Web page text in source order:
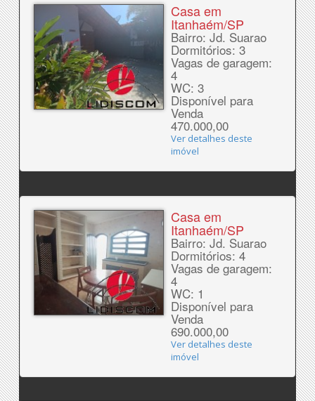
Casa em
Itanhaém/SP
Bairro: Jd. Suarao
Dormitórios: 3
Vagas de garagem:
4
WC: 3
Disponível para
Venda
470.000,00
Ver detalhes deste
imóvel
Casa em
Itanhaém/SP
Bairro: Jd. Suarao
Dormitórios: 4
Vagas de garagem:
4
WC: 1
Disponível para
Venda
690.000,00
Ver detalhes deste
imóvel